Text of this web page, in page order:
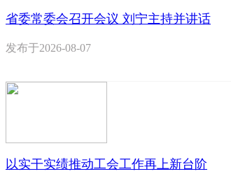
省委常委会召开会议 刘宁主持并讲话
发布于2026-08-07
以实干实绩推动工会工作再上新台阶